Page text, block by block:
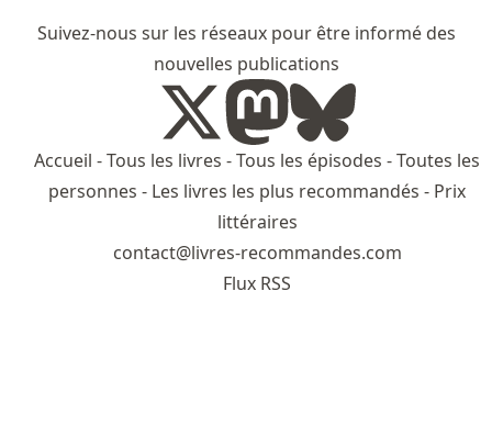
Suivez-nous sur les réseaux pour être informé des
nouvelles publications
Accueil -Tous les livres -Tous les épisodes -Toutes les
personnes - Les livres les plus recommandés - Prix
littéraires
contact@livres-recommandes.com
Flux RSS